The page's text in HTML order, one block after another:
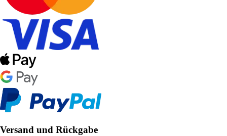
Versand und Rückgabe